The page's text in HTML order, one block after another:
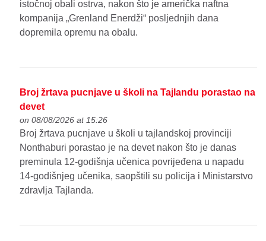
istočnoj obali ostrva, nakon što je američka naftna
kompanija „Grenland Enerdži“ posljednjih dana
dopremila opremu na obalu.
Broj žrtava pucnjave u školi na Tajlandu porastao na
devet
on 08/08/2026 at 15:26
Broj žrtava pucnjave u školi u tajlandskoj provinciji
Nonthaburi porastao je na devet nakon što je danas
preminula 12-godišnja učenica povrijeđena u napadu
14-godišnjeg učenika, saopštili su policija i Ministarstvo
zdravlja Tajlanda.